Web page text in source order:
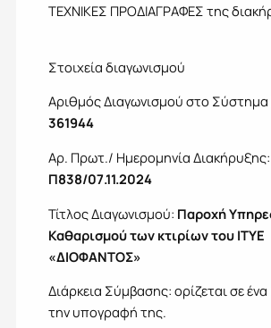
ΤΕΧΝΙΚΕΣ ΠΡΟΔΙΑΓΡΑΦΕΣ της
Στοιχεία διαγωνισμού
Αριθμός Διαγωνισμού στο
361944
Αρ. Πρωτ./ Ημερομηνία Διακήρυξης:
Π838/07.11.2024
Τίτλος Διαγωνισμού: Παροχή
Καθαρισμού των κτιρίων του ΙΤΥΕ
«ΔΙΟΦΑΝΤΟΣ»
Διάρκεια Σύμβασης: ορίζεται σε
την υπογραφή της.